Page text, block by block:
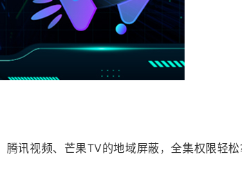
讯视频、芒果TV的地域屏蔽，全集权限轻松